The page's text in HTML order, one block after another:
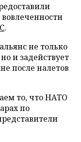
.
не только
и задействует
после налетов
то, что НАТО
по